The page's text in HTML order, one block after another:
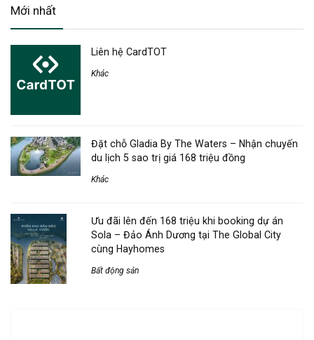
Mới nhất
Liên hệ CardTOT
Khác
Đặt chỗ Gladia By The Waters – Nhận chuyến
du lịch 5 sao trị giá 168 triệu đồng
Khác
Ưu đãi lên đến 168 triệu khi booking dự án
Sola – Đảo Ánh Dương tại The Global City
cùng Hayhomes
Bất động sản